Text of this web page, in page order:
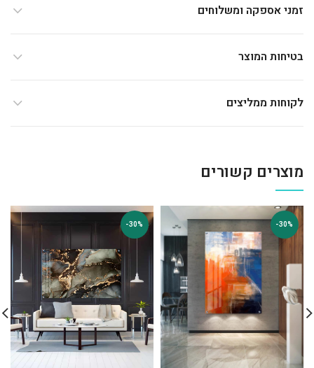
זמני אספקה ומשלוחים
בטיחות המוצר
לקוחות ממליצים
מוצרים קשורים
-30%
-30%